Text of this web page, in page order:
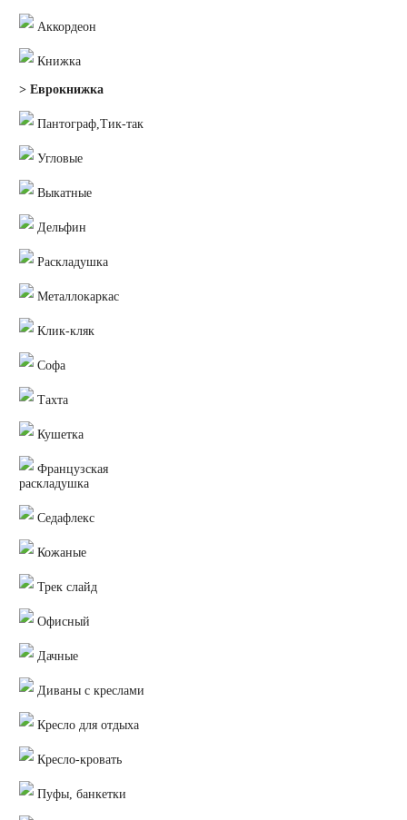
Аккордеон
Книжка
> Еврокнижка
Пантограф,Тик-так
Угловые
Выкатные
Дельфин
Раскладушка
Металлокаркас
Клик-кляк
Софа
Тахта
Кушетка
Французская
раскладушка
Седафлекс
Кожаные
Трек слайд
Офисный
Дачные
Диваны с креслами
Кресло для отдыха
Кресло-кровать
Пуфы, банкетки